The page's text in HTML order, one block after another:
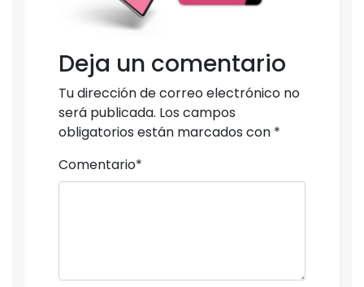
Deja un comentario
Tu dirección de correo electrónico no
será publicada. Los campos
obligatorios están marcados con *
Comentario*